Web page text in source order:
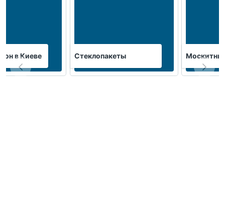
в Киеве Стеклопакеты